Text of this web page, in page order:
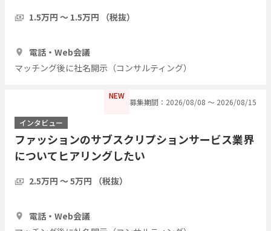
1.5万円 〜 1.5万円 （税抜）
電話・Web会議
マッチング後に社名開示（コンサルティング）
NEW
募集期間：2026/08/08 〜 2026/08/15
インタビュー
ファッションのサブスクリプションサービス業界
についてヒアリングしたい
2.5万円 〜 5万円 （税抜）
電話・Web会議